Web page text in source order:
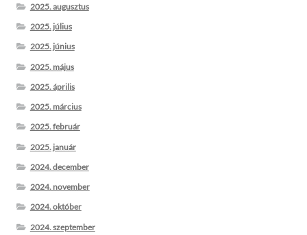
2025. augusztus
2025. július
2025. június
2025. május
2025. április
2025. március
2025. február
2025. január
2024. december
2024. november
2024. október
2024. szeptember